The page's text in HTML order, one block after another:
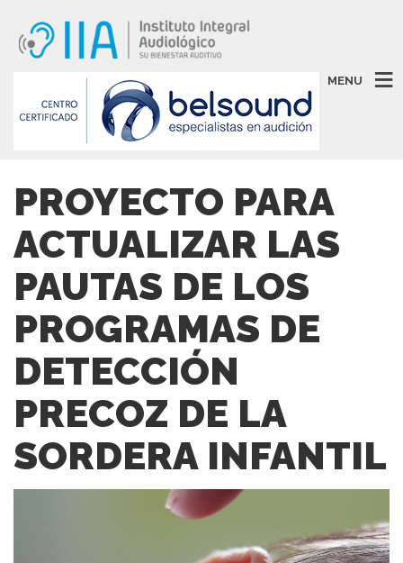
MENU
PROYECTO PARA
ACTUALIZAR LAS
PAUTAS DE LOS
PROGRAMAS DE
DETECCIÓN
PRECOZ DE LA
SORDERA INFANTIL